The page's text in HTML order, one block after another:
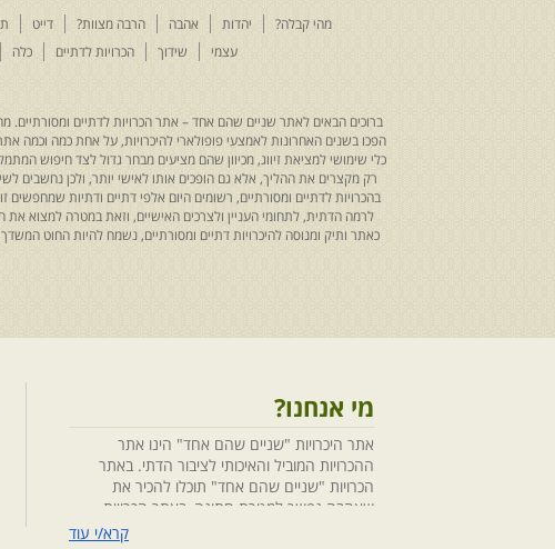
מהי קבלה? יהדות אהבה הרבה מצוות? דייט
עצמי
שידוך הכרויות לדתיים כלה
ברוכים הבאים לאתר שניים שהם אחד – אתר הכרויות לדתיים ומסורתיים.
הפכו בשנים האחרונות לאמצעי פופולארי להיכרויות, על אחת כמה וכמה
כלי שימושי למציאת זיווג, מכיוון שהם מציעים מבחר גדול לצד חיפוש
רק מקצרים את ההליך, אלא גם הופכים אותו לאישי יותר, ולכן נחשבים
בהכרויות לדתיים ומסורתיים, רשומים היום אלפי דתיים ודתיות
לרמה הדתית, לתחומי העניין ולצרכים האישיים, וזאת במטרה למצוא
כאתר ותיק ומנוסה להיכרויות דתיים ומסורתיים, נשמח להיות החוט
מי אנחנו?
אתר היכרויות "שניים שהם אחד" הינו אתר
ההכרויות המוביל והאיכותי לציבור הדתי. באתר
הכרויות "שניים שהם אחד" תוכלו להכיר את
שאהבה נפשך למטרת חתונה, באתר הכרויות
"שניים שהם אחד" הושקעו מחשבה ומאמציםקרא/י עוד